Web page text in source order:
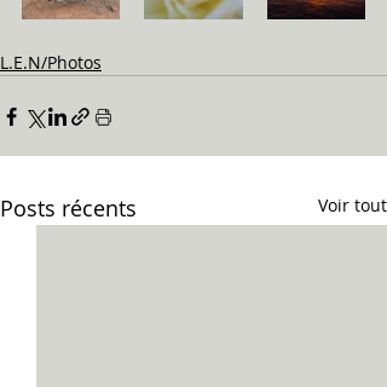
L.E.N/Photos
Posts récents Voir tout